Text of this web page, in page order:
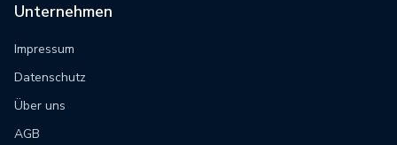
Unternehmen
Impressum
Datenschutz
Über uns
AGB